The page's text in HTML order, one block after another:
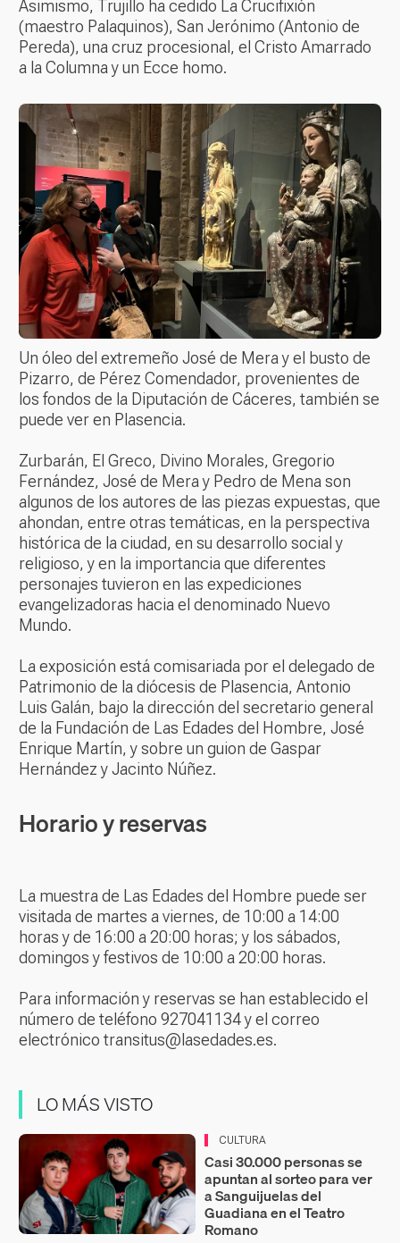
Asimismo, Trujillo ha cedido La Crucifixión
(maestro Palaquinos), San Jerónimo (Antonio de
Pereda), una cruz procesional, el Cristo Amarrado
a la Columna y un Ecce homo.
Un óleo del extremeño José de Mera y el busto de
Pizarro, de Pérez Comendador, provenientes de
los fondos de la Diputación de Cáceres, también se
puede ver en Plasencia.
Zurbarán, El Greco, Divino Morales, Gregorio
Fernández, José de Mera y Pedro de Mena son
algunos de los autores de las piezas expuestas, que
ahondan, entre otras temáticas, en la perspectiva
histórica de la ciudad, en su desarrollo social y
religioso, y en la importancia que diferentes
personajes tuvieron en las expediciones
evangelizadoras hacia el denominado Nuevo
Mundo.
La exposición está comisariada por el delegado de
Patrimonio de la diócesis de Plasencia, Antonio
Luis Galán, bajo la dirección del secretario general
de la Fundación de Las Edades del Hombre, José
Enrique Martín, y sobre un guion de Gaspar
Hernández y Jacinto Núñez.
Horario y reservas
La muestra de Las Edades del Hombre puede ser
visitada de martes a viernes, de 10:00 a 14:00
horas y de 16:00 a 20:00 horas; y los sábados,
domingos y festivos de 10:00 a 20:00 horas.
Para información y reservas se han establecido el
número de teléfono 927041134 y el correo
electrónico transitus@lasedades.es.
LO MÁS VISTO
CULTURA
Casi 30.000 personas se
apuntan al sorteo para ver
a Sanguijuelas del
Guadiana en el Teatro
Romano